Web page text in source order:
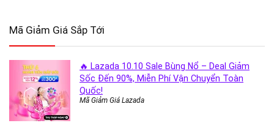
Mã Giảm Giá Sắp Tới
🔥 Lazada 10.10 Sale Bùng Nổ – Deal Giảm
Sốc Đến 90%, Miễn Phí Vận Chuyển Toàn
Quốc!
Mã Giảm Giá Lazada